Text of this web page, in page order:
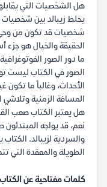
هل الشخصيات التي
يخلط زيبالد بين شخصيات
شخصيات قد تكون من وحي
الحقيقة والخيال هو جزء
ما دور الصور
الصور في الكتاب ليست
الأحداث، وغالباً ما تكون
المسافة الزمنية وتلاشي
هل يعتبر الكتاب صعب
نعم، قد يواجه
والسردية لزيبالد.
الطويلة والمعقدة التي
كلمات مفتاحية عن الكتاب